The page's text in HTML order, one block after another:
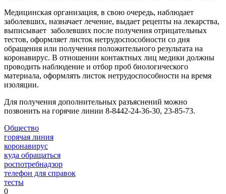
Медицинская организация, в свою очередь, наблюдает
заболевших, назначает лечение, выдает рецепты на лекарства,
выписывает заболевших после получения отрицательных
тестов, оформляет листок нетрудоспособности со дня
обращения или получения положительного результата на
коронавирус. В отношении контактных лиц медики должны
проводить наблюдение и отбор проб биологического
материала, оформлять листок нетрудоспособности на время
изоляции.
Для получения дополнительных разъяснений можно
позвонить на горячие линии 8-8442-24-36-30, 23-85-73.
Общество
горячая линия
коронавирус
куда обращаться
роспотребнадзор
телефон для справок
тесты
0